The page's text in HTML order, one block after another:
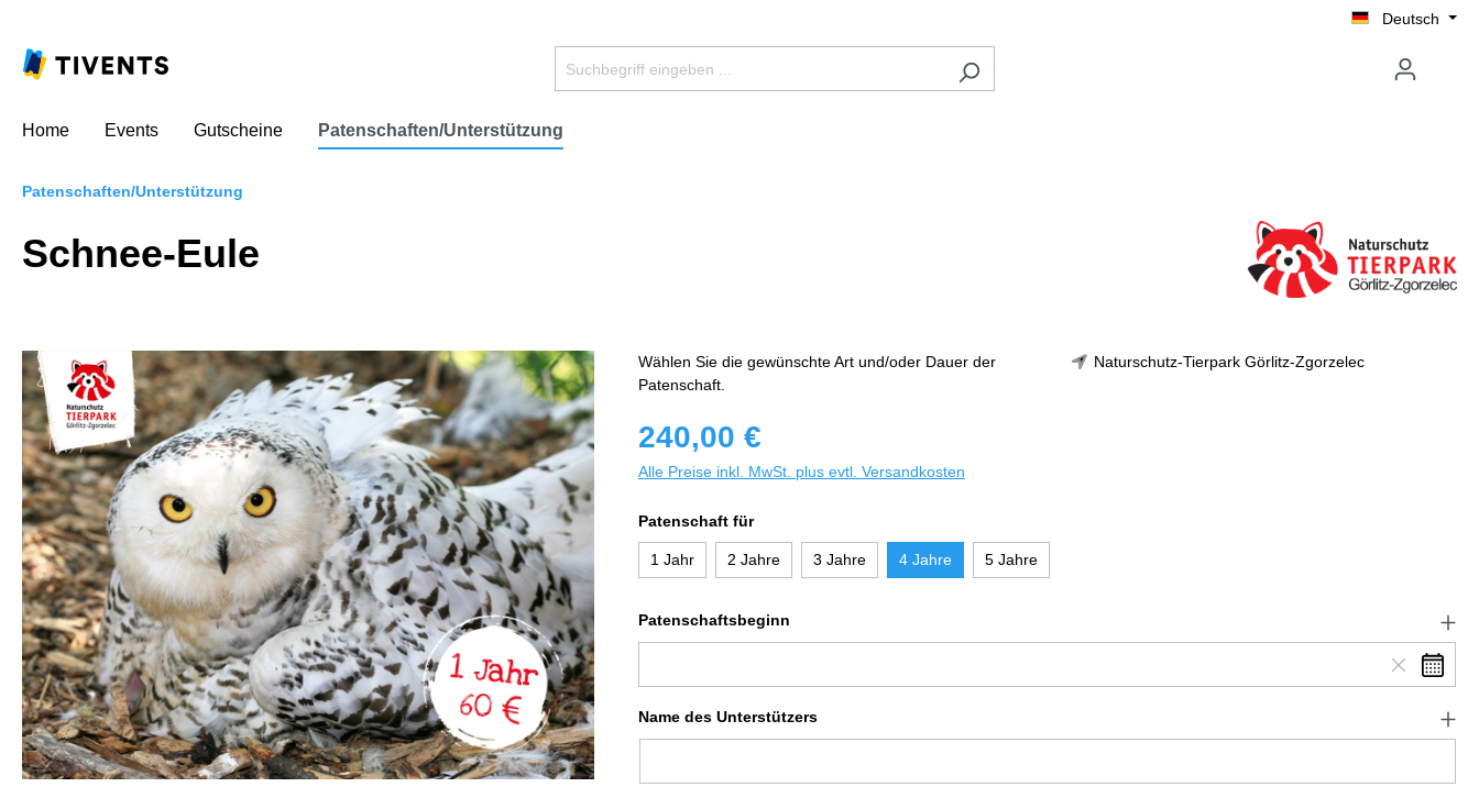
Deutsch
Home Events Gutscheine Patenschaften/Unterstützung
Patenschaften/Unterstützung
Schnee-Eule
Wählen Sie die gewünschte Art und/oder Dauer der
Patenschaft.
Naturschutz-Tierpark Görlitz-Zgorzelec
240,00 €
Alle Preise inkl. MwSt. plus evtl. Versandkosten
Patenschaft für
1 Jahr 2 Jahre 3 Jahre 4 Jahre 5 Jahre
Patenschaftsbeginn
Name des Unterstützers